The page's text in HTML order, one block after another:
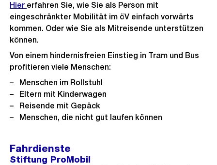
Hier erfahren Sie, wie Sie als Person mit
eingeschränkter Mobilität im öV einfach vorwärts
kommen. Oder wie Sie als Mitreisende unterstützen
können.
Von einem hindernisfreien Einstieg in Tram und Bus
profitieren viele Menschen:
Menschen im Rollstuhl
Eltern mit Kinderwagen
Reisende mit Gepäck
Menschen, die nicht gut laufen können
Fahrdienste
Stiftung ProMobil